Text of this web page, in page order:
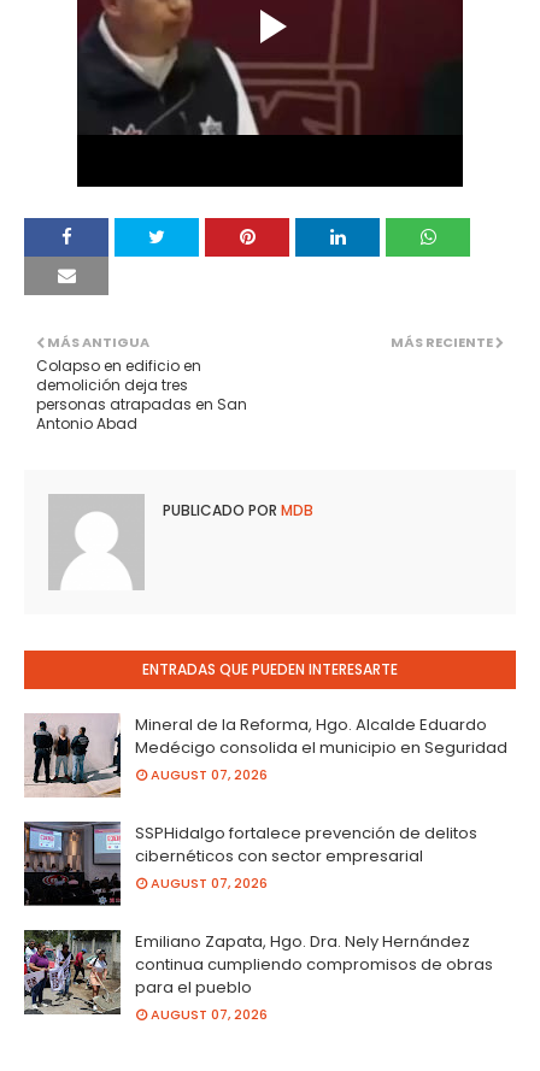
MÁS RECIENTE
MÁS ANTIGUA
Colapso en edificio en
demolición deja tres
personas atrapadas en San
Antonio Abad
PUBLICADO POR MDB
ENTRADAS QUE PUEDEN INTERESARTE
Mineral de la Reforma, Hgo. Alcalde Eduardo
Medécigo consolida el municipio en Seguridad
AUGUST 07, 2026
SSPHidalgo fortalece prevención de delitos
cibernéticos con sector empresarial
AUGUST 07, 2026
Emiliano Zapata, Hgo. Dra. Nely Hernández
continua cumpliendo compromisos de obras
para el pueblo
AUGUST 07, 2026